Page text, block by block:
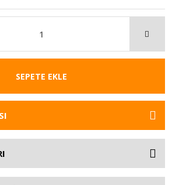
SEPETE EKLE